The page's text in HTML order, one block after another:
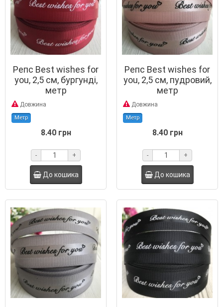
Репс Best wishes for
you, 2,5 см, бургунді,
метр
Довжина
Метр
8.40 грн
- +
До кошика
Репс Best wishes for
you, 2,5 см, пудровий,
метр
Довжина
Метр
8.40 грн
- +
До кошика